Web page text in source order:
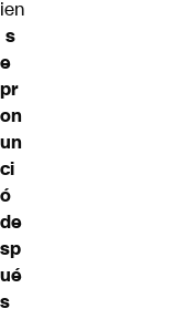
ien
s
e
pr
on
un
ci
ó
de
sp
ué
s